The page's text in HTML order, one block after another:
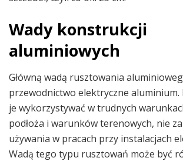
Wady konstrukcji
aluminiowych
Główną wadą rusztowania
przewodnictwo elektryczne aluminium.
je wykorzystywać w trudnych
podłoża i warunków terenowych, nie
używania w pracach przy instalacjach
Wadą tego typu rusztowań może być